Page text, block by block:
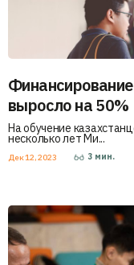
выросло на 50%
На обучение
несколько лет Ми...
Дек 12, 2023 3 мин.